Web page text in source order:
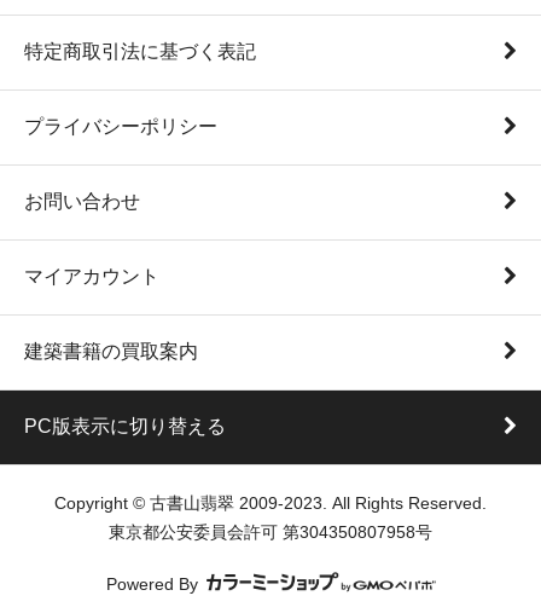
特定商取引法に基づく表記
プライバシーポリシー
お問い合わせ
マイアカウント
建築書籍の買取案内
PC版表示に切り替える
Copyright © 古書山翡翠 2009-2023. All Rights Reserved.
東京都公安委員会許可 第304350807958号
Powered By